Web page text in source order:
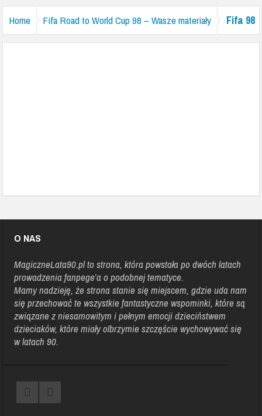
Yattaman | Podcast 07
Plaster kondycyjny na nos z Bravo Sport | PODCAST 06
Home Fifa Road to World Cup 98 – Wasze materiały
Fifa 98
RWC – Nadeslane (40)
O NAS
MagiczneLata90.plto strona, która powstała po dwóch latach
prowadzenia fanpege’a o podobnej tematyce.
Mamy nadzieję, że strona stanie się miejscem, gdzie uda nam
się przechować te wszystkie fantastyczne wspominki, które są
związane z niesamowitym i pełnym emocji dzieciństwem
dzieciaków, które miały olbrzymie szczęście wychowywać się
w latach 90.